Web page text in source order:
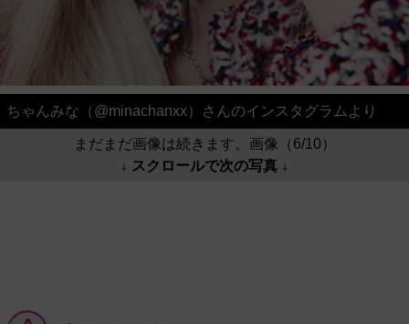
ちゃんみな（@minachanxx）さんのインスタグラムより
まだまだ画像は続きます。画像（6/10）
↓ スクロールで次の写真 ↓